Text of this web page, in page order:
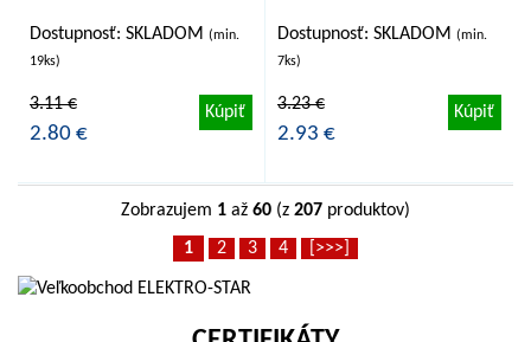
Dostupnosť: SKLADOM (min.
19ks)
3.11 €
2.80 €
Kúpiť
Dostupnosť: SKLADOM (min.
7ks)
3.23 €
2.93 €
Kúpiť
Zobrazujem 1 až 60 (z 207 produktov)
1
2 3 4 [>>>]